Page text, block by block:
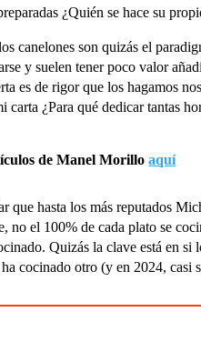
¿Quién se hace su
canelones son quizás el
y suelen tener poco valor
es de rigor que los hagamos
carta ¿Para qué dedicar tantas
de Manel Morilloaquí
que hasta los más reputados
no el 100% de cada plato se
Quizás la clave está en
cocinado otro (y en 2024, casi